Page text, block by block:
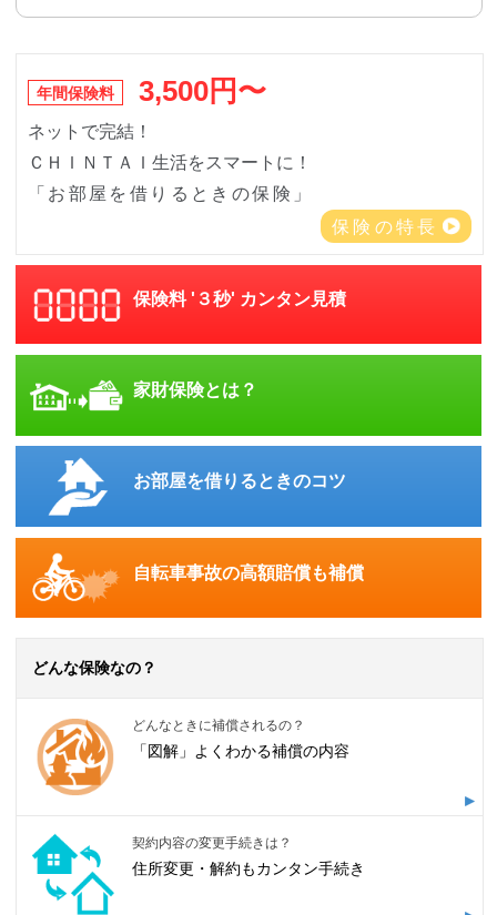
年間保険料 3,500円〜
ネットで完結！
ＣＨＩＮＴＡＩ生活をスマートに！
「お部屋を借りるときの保険」
保険の特長
保険料 '３秒' カンタン見積
家財保険とは？
お部屋を借りるときのコツ
自転車事故の高額賠償も補償
どんな保険なの？
どんなときに補償されるの？
「図解」よくわかる補償の内容
契約内容の変更手続きは？
住所変更・解約もカンタン手続き